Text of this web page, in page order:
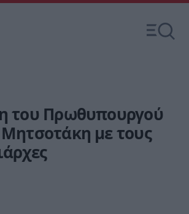
του Πρωθυπουργού
με τους